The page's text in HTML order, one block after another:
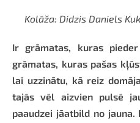
Kolāža: Didzis Daniels
Ir grāmatas, kuras
grāmatas, kuras pašas
lai uzzinātu, kā reiz
tajās vēl aizvien pulsē
paaudzei jāatbild no